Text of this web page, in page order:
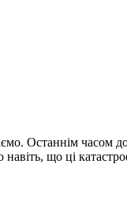
Останнім часом
що цi